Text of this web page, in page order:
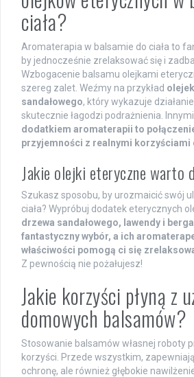
ciała?
Aromaterapia w balsamie do ciała to
by jednocześnie zrelaksować się i
Wzbogacenie balsamu olejkami
szereg zalet. Weźmy na przykład
sandałowego, który wykazuje
skutecznie łagodzi podrażnienia. Innymi
dodatkiem aromaterapii to
przyjemności z realnymi korzyściami
Jakie olejki eteryczne warto
Szukasz sposobu, by urozmaicić swój
ciała? Wypróbuj dodatek eterycznych
drzewa sandałowego, lawendy i
fantastyczny wybór, a ich
właściwości pomogą ci się
Z pewnością nie pożałujesz!
Jakie korzyści płyną z
domowych balsamów?
Stosowanie balsamów własnej roboty
korzyści. Przede wszystkim,
ochronę, ale również głębokie